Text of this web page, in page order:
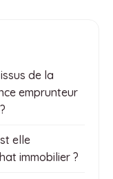
de la
emprunteur
elle
immobilier ?